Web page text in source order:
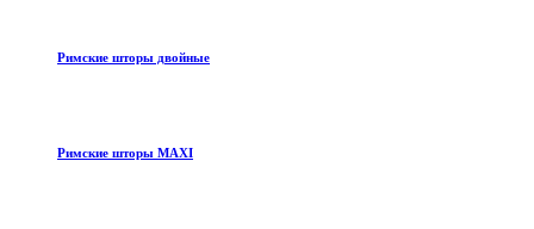
Римские шторы двойные
Римские шторы MAXI